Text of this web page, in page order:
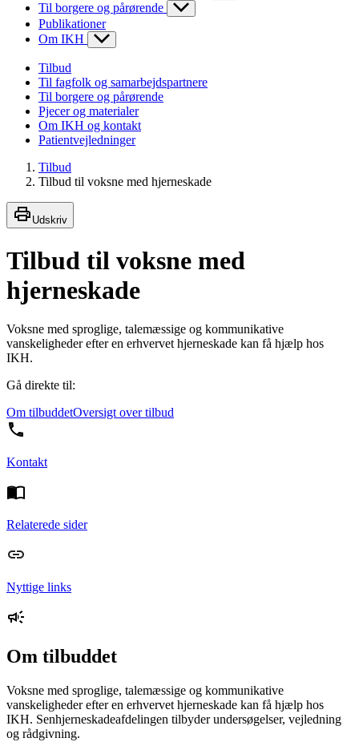
Til borgere og pårørende
Publikationer
Om IKH
Tilbud
Til fagfolk og samarbejdspartnere
Til borgere og pårørende
Pjecer og materialer
Om IKH og kontakt
Patientvejledninger
Tilbud
Tilbud til voksne med hjerneskade
Udskriv
Tilbud til voksne med
hjerneskade
Voksne med sproglige, talemæssige og kommunikative
vanskeligheder efter en erhvervet hjerneskade kan få hjælp hos
IKH.
Gå direkte til:
Om tilbuddetOversigt over tilbud
Kontakt
Relaterede sider
Nyttige links
Om tilbuddet
Voksne med sproglige, talemæssige og kommunikative
vanskeligheder efter en erhvervet hjerneskade kan få hjælp hos
IKH. Senhjerneskadeafdelingen tilbyder undersøgelser, vejledning
og rådgivning.